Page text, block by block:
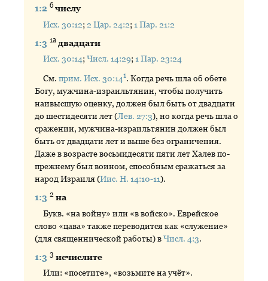
1:2б числу
Исх. 30:12; 2 Цар. 24:2; 1 Пар. 21:2
1:31а двадцати
Исх. 30:14;Числ. 14:29; 1 Пар. 23:24
См.прим. Исх. 30:141. Когда речь шла об обете
Богу, мужчина-израильтянин, чтобы получить
наивысшую оценку, должен был быть от двадцати
до шестидесяти лет (Лев. 27:3), но когда речь шла о
сражении, мужчина-израильтянин должен был
быть от двадцати лет и выше без ограничения.
Даже в возрасте восьмидесяти пяти лет Халев по-
прежнему был воином, способным сражаться за
народ Израиля (Иис. Н. 14:10-11).
1:32 на
Букв. «на войну» или «в войско». Еврейское
слово «цава» также переводится как «служение»
(для священнической работы) вЧисл. 4:3.
1:33 исчислите
Или: «посетите», «возьмите на учёт».